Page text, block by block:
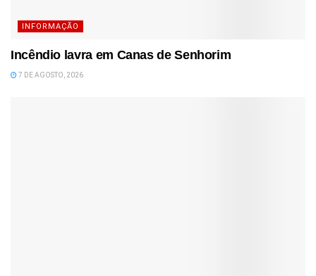
INFORMAÇÃO
Incêndio lavra em Canas de Senhorim
7 DE AGOSTO, 2026